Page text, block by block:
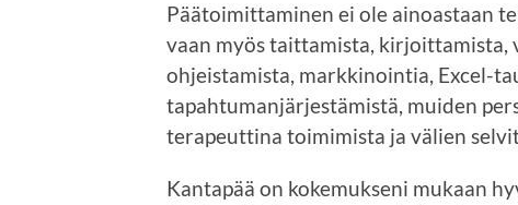
Päätoimittaminen ei ole ainoastaan
vaan myös taittamista, kirjoittamista,
ohjeistamista, markkinointia, Excel-
tapahtumanjärjestämistä, muiden
terapeuttina toimimista ja välien
Kantapää on kokemukseni mukaan